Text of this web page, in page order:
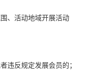
、活动地域开展活动
违反规定发展会员的；